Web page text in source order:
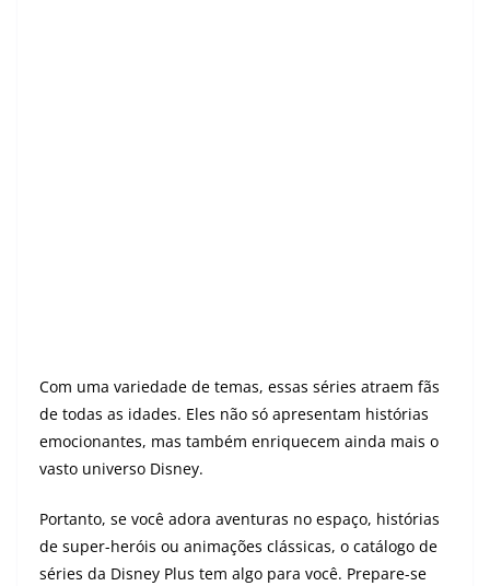
Com uma variedade de temas, essas séries atraem fãs
de todas as idades. Eles não só apresentam histórias
emocionantes, mas também enriquecem ainda mais o
vasto universo Disney.
Portanto, se você adora aventuras no espaço, histórias
de super-heróis ou animações clássicas, o catálogo de
séries da Disney Plus tem algo para você. Prepare-se